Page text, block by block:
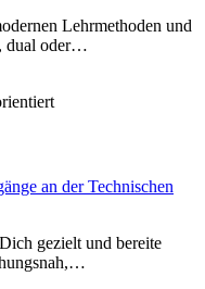
Lehrmethoden und
dual oder…
gezielt und bereite